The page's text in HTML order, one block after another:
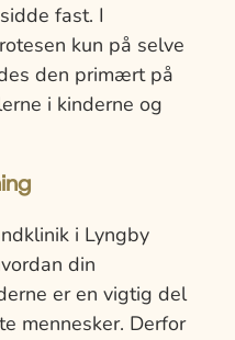
fast. I
kun på selve
den primært på
i kinderne og
i Lyngby
din
er en vigtig del
mennesker. Derfor